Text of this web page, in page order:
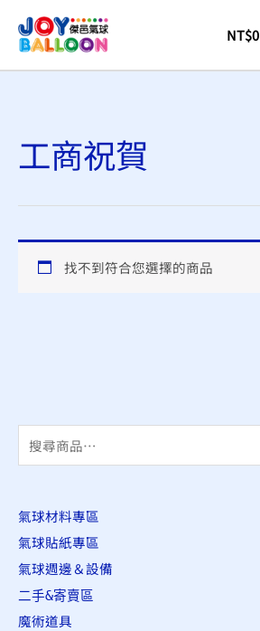
NT$0
尋
鍵
字
:
氣球材料專區
氣球貼紙專區
氣球週邊＆設備
二手&寄賣區
魔術道具
工商祝賀
找不到符合您選擇的商品